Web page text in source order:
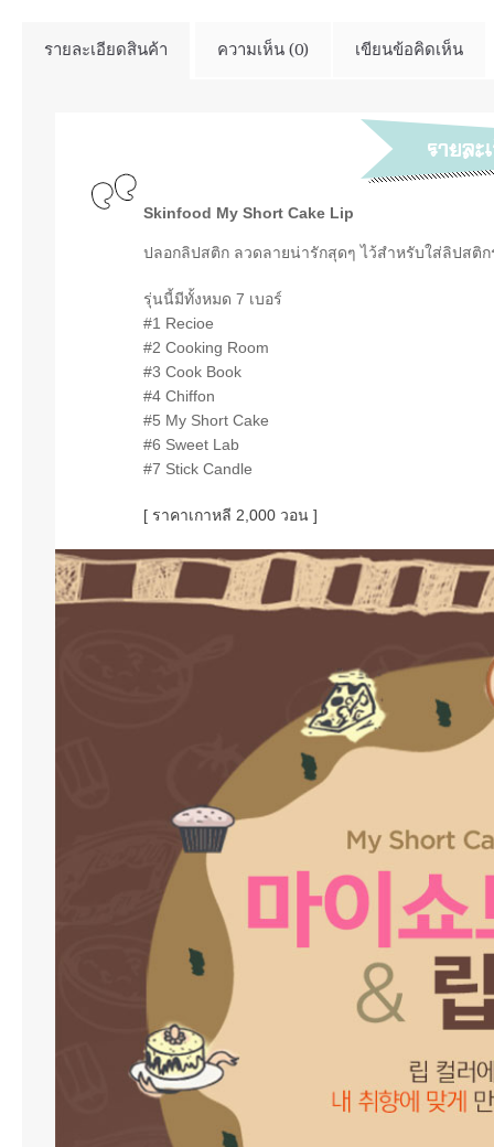
รายละเอียดสินค้า ความเห็น (0) เขียนข้อคิดเห็น
Skinfood My Short Cake Lip
ปลอกลิปสติก ลวดลายน่ารักสุดๆ ไว้สำหรับใส่ลิปสติก
รุ่นนี้มีทั้งหมด 7 เบอร์
#1 Recioe
#2 Cooking Room
#3 Cook Book
#4 Chiffon
#5 My Short Cake
#6 Sweet Lab
#7 Stick Candle
[ ราคาเกาหลี 2,000 วอน ]